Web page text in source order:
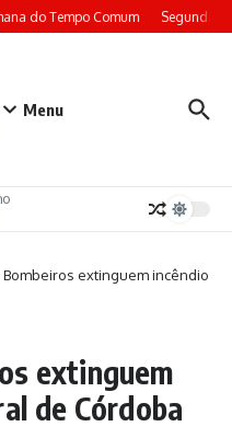
do Tempo Comum Segunda-
Menu
Bombeiros extinguem incêndio
extinguem
de Córdoba